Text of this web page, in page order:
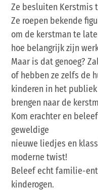
Ze besluiten Kerstmis
Ze roepen bekende
om de kerstman te
hoe belangrijk zijn
Maar is dat genoeg?
of hebben ze zelfs de
kinderen in het
brengen naar de
Kom erachter en
geweldige
nieuwe liedjes en
moderne twist!
Beleef echt familie-
kinderogen.